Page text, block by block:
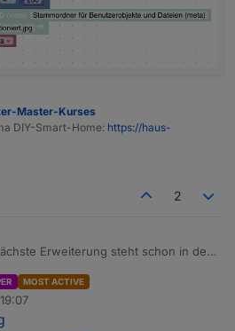
Master-Kurses
DIY-Smart-Home: https://haus-
2
Erweiterung steht schon in den
MOST ACTIVE